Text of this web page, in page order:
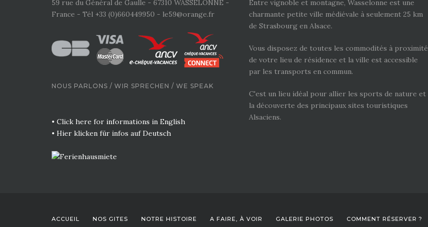
59 rue du Général de Gaulle - 67310 WASSELONNE -
France - Tél +33 (0)660449950 - le59@orange.fr
NOUS PARLONS / WIR SPRECHEN / WE SPEAK
• Click here for informations in English
• Hier klicken für infos auf Deutsch
Entre vignoble et montagne, Wasselonne est une
charmante petite ville médiévale à seulement 25 km
de Strasbourg en Alsace.
Vous disposez de toutes les commodités à proximité
de votre lieu de résidence et la ville est accessible
par les transports en commun.
C'est un lieu idéal pour allier les sports de nature et
la découverte des principaux sites touristiques
Alsaciens.
ACCUEIL NOS GITES NOTRE HISTOIRE A FAIRE, À VOIR GALERIE PHOTOS COMMENT RÉSERVER ?